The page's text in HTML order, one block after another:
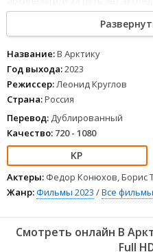
опасных приключений в море,
свидетелем и участником
события — нового открытия
1 234 5 6 78
Название:В Арктику
Год выхода:2023
Режиссер:Леонид Круглов
Страна:Россия
Перевод: Дублированный
Качество: 720 - 1080
Актеры: Федор Конюхов, Борис
Жанр:Фильмы 2023 /Все фильмы
Смотреть онлайн В
Full